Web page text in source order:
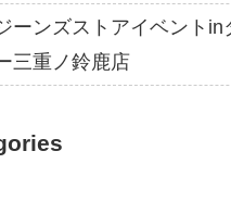
ーンズストアイベントin
三重ノ鈴鹿店